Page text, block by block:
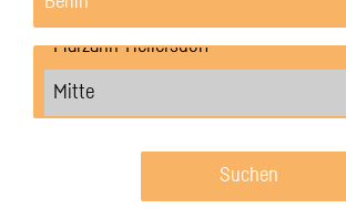
Suchen